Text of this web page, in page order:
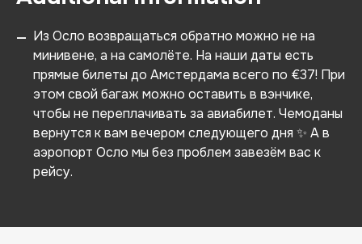
— Из Осло возвращаться обратно можно не на
минивене, а на самолёте. На наши даты есть
прямые билеты до Амстердама всего по €37! При
этом свой багаж можно оставить в вэнчике,
чтобы не переплачивать за авиабилет. Чемоданы
вернутся к вам вечером следующего дня ✨ А в
аэропорт Осло мы без проблем завезём вас к
рейсу.